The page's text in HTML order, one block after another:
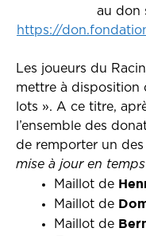
au don
https://
Les joueurs du
mettre à disposition
lots ». A ce titre,
l’ensemble des
de remporter un
mise à jour en
Maillot de
Maillot de
Maillot de